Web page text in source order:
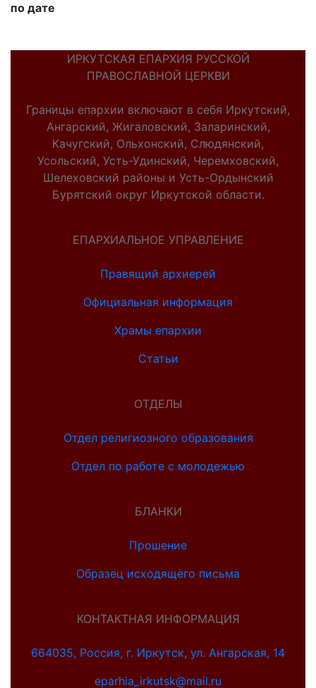
по дате
ИРКУТСКАЯ ЕПАРХИЯ РУССКОЙ
ПРАВОСЛАВНОЙ ЦЕРКВИ
Границы епархии включают в себя Иркутский,
Ангарский, Жигаловский, Заларинский,
Качугский, Ольхонский, Слюдянский,
Усольский, Усть-Удинский, Черемховский,
Шелеховский районы и Усть-Ордынский
Бурятский округ Иркутской области.
ЕПАРХИАЛЬНОЕ УПРАВЛЕНИЕ
Правящий архиерей
Официальная информация
Храмы епархии
Статьи
ОТДЕЛЫ
Отдел религиозного образования
Отдел по работе с молодежью
БЛАНКИ
Прошение
Образец исходящего письма
КОНТАКТНАЯ ИНФОРМАЦИЯ
664035, Россия, г. Иркутск, ул. Ангарская, 14
eparhia_irkutsk@mail.ru